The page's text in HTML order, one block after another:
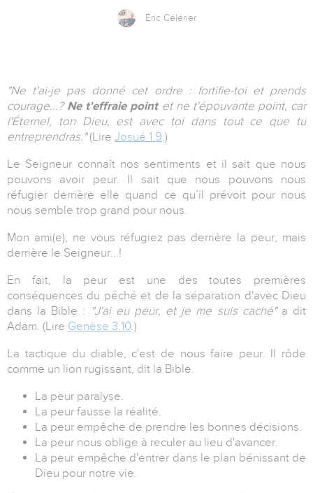
Éric Célérier
"Ne t'ai-je pas donné cet ordre : fortifie-toi et prends
courage...?Ne t'effraie point et ne t'épouvante point, car
l'Éternel, ton Dieu, est avec toi dans tout ce que tu
entreprendras."(Lire Josué 1.9.)
Le Seigneur connaît nos sentiments et il sait que nous
pouvons avoir peur. Il sait que nous pouvons nous
réfugier derrière elle quand ce qu’il prévoit pour nous
nous semble trop grand pour nous.
Mon ami(e), ne vous réfugiez pas derrière la peur, mais
derrière le Seigneur...!
En fait, la peur est une des toutes premières
conséquences du péché et de la séparation d'avec Dieu
dans la Bible :
"J'ai eu peur, et je me suis caché"a dit
Adam. (Lire Genèse 3.10.)
La tactique du diable, c'est de nous faire peur. Il rôde
comme un lion rugissant, dit la Bible.
La peur paralyse.
La peur fausse la réalité.
La peur empêche de prendre les bonnes décisions.
La peur nous oblige à reculer au lieu d'avancer.
La peur empêche d'entrer dans le plan bénissant de
Dieu pour notre vie.